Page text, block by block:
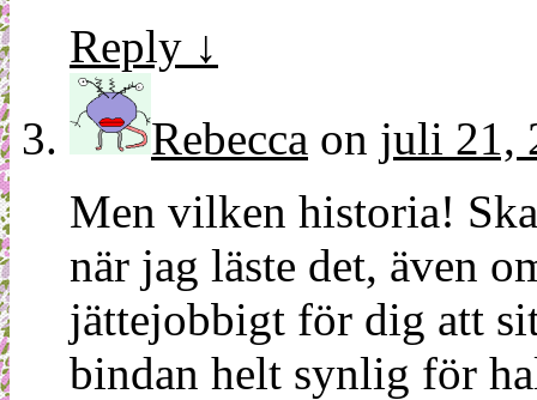
Reply ↓
Rebecca on juli 21,
Men vilken historia!
när jag läste det, även
jättejobbigt för dig att
bindan helt synlig för